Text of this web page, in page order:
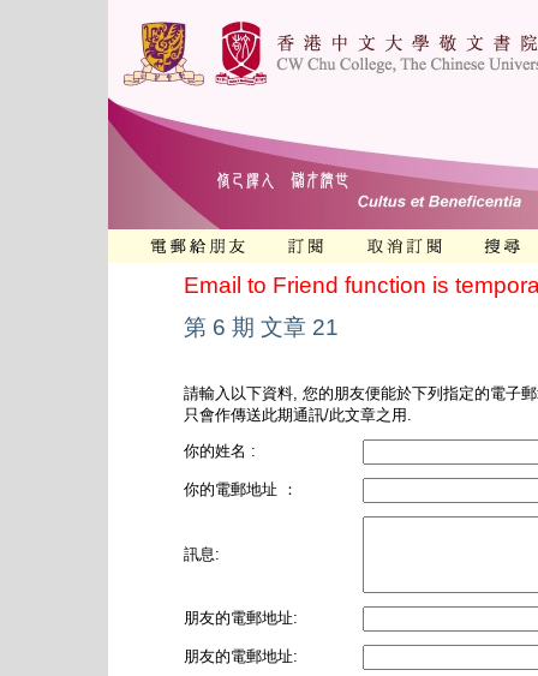
Email to Friend function is
第 6 期 文章 21
請輸入以下資料, 您的朋友便能於下列指定的電子
只會作傳送此期通訊/此文章之用.
你的姓名 :
你的電郵地址 ：
訊息:
朋友的電郵地址:
朋友的電郵地址: